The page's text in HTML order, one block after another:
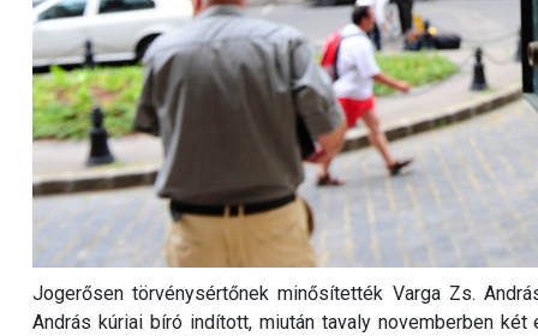
Jogerősen törvénysértőnek minősítették Varga Zs.
András kúriai bíró indított, miután tavaly novemberben